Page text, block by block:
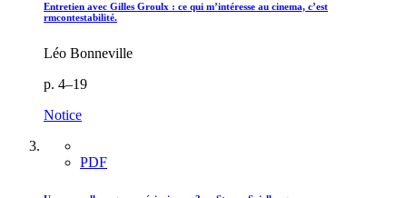
Entretien avec Gilles Groulx : ce qui m’intéresse au cinema, c’est
rmcontestabilité.
Léo Bonneville
p. 4–19
Notice
PDF